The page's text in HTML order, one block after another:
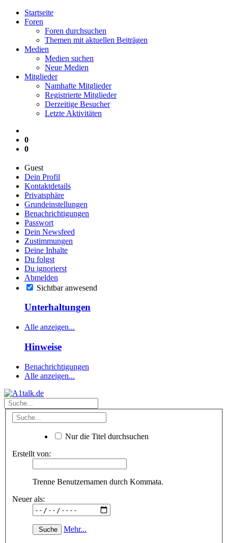
Startseite
Foren
Foren durchsuchen
Themen mit aktuellen Beiträgen
Medien
Medien suchen
Neue Medien
Mitglieder
Namhafte Mitglieder
Registrierte Mitglieder
Derzeitige Besucher
Letzte Aktivitäten
0
0
Guest
Dein Profil
Kontaktdetails
Privatsphäre
Grundeinstellungen
Benachrichtigungen
Passwort
Dein Newsfeed
Zustimmungen
Deine Inhalte
Du folgst
Du ignorierst
Abmelden
Sichtbar anwesend
Unterhaltungen
Alle anzeigen...
Hinweise
Benachrichtigungen
Alle anzeigen...
Nur die Titel durchsuchen
Erstellt von:
Trenne Benutzernamen durch Kommata.
Neuer als:
Mehr...